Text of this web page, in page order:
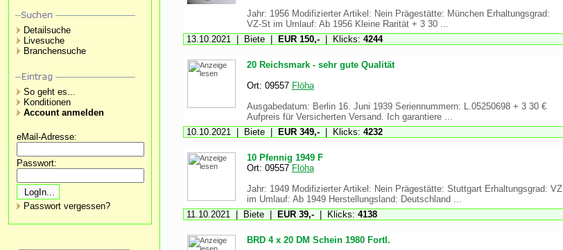
Detailsuche
Livesuche
Branchensuche
So geht es...
Konditionen
Account anmelden
eMail-Adresse:
Passwort:
Passwort vergessen?
Jahr: 1956 Modifizierter Artikel: Nein Prägestätte: München Erhaltungsgrad:
VZ-St im Umlauf: Ab 1956 Kleine Rarität + 3 30 ...
13.10.2021 | Biete |
EUR 150,-| Klicks: 4244
20 Reichsmark - sehr gute Qualität
Ort: 09557 Flöha
Ausgabedatum: Berlin 16. Juni 1939 Seriennummern: L.05250698 + 3 30 €
Aufpreis für Versicherten Versand. Ich garantiere ...
10.10.2021 | Biete |
EUR 349,-| Klicks: 4232
10 Pfennig 1949 F
Ort: 09557 Flöha
Jahr: 1949 Modifizierter Artikel: Nein Prägestätte: Stuttgart Erhaltungsgrad: VZ
im Umlauf: Ab 1949 Herstellungsland: Deutschland ...
11.10.2021 | Biete |
EUR 39,-| Klicks: 4138
BRD 4 x 20 DM Schein 1980 Fortl.